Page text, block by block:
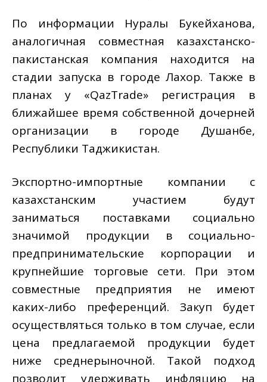
По информации Нуралы Букейханова,
аналогичная совместная казахстанско-
пакистанская компания находится на
стадии запуска в городе Лахор. Также в
планах у «QazTrade» регистрация в
ближайшее время собственной дочерней
организации в городе Душанбе,
Республики Таджикистан.
Экспортно-импортные компании с
казахстанским участием будут
заниматься поставками социально
значимой продукции в социально-
предпринимательские корпорации и
крупнейшие торговые сети. При этом
совместные предприятия не имеют
каких-либо преференций. Закуп будет
осуществляться только в том случае, если
цена предлагаемой продукции будет
ниже среднерыночной. Такой подход
позволит удерживать инфляцию на